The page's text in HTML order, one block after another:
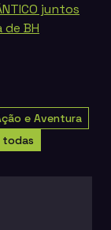
juntos
de BH
e Aventura
todas